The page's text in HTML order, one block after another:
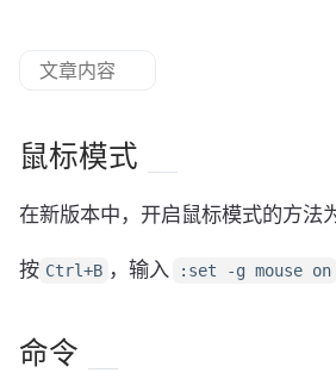
文章内容
鼠标模式
在新版本中，开启鼠标模式的方法为
按 Ctrl+B ，输入 :set -g mouse on
命令